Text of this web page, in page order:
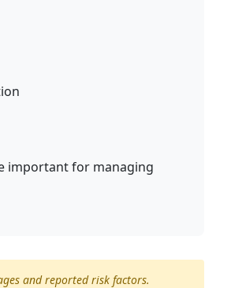
important for managing
and reported risk factors.